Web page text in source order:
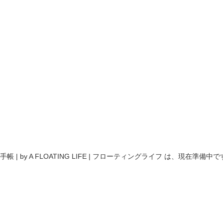
帳 | by A FLOATING LIFE | フローティングライフ は、現在準備中で